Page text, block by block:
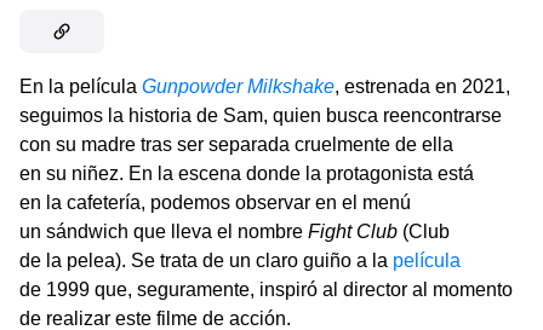
En la película Gunpowder Milkshake, estrenada en 2021,
seguimos la historia de Sam, quien busca reencontrarse
con su madre tras ser separada cruelmente de ella
en su niñez. En la escena donde la protagonista está
en la cafetería, podemos observar en el menú
un sándwich que lleva el nombre Fight Club (Club
de la pelea). Se trata de un claro guiño a la película
de 1999 que, seguramente, inspiró al director al momento
de realizar este filme de acción.